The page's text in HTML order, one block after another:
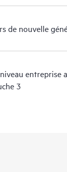
de nouvelle
entreprise
3